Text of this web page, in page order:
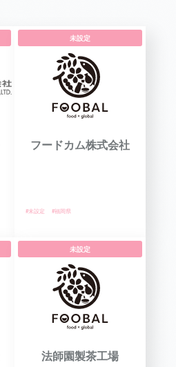
未設定
フードカム株式会社
#未設定 #福岡県
未設定
法師園製茶工場